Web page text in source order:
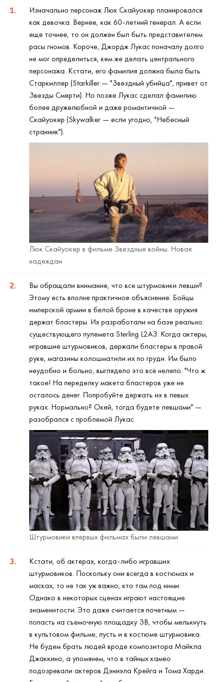
Изначально персонаж Люк Скайуокер планировался
как девочка. Вернее, как 60-летний генерал. А если
еще точнее, то он должен был быть представителем
расы гномов. Короче, Джордж Лукас поначалу долго
не мог определиться, кем же делать центрального
персонажа. Кстати, его фамилия должна была быть
Старкиллер (Starkiller — "Звездный убийца", привет от
Звезды Смерти). Но позже Лукас сделал фамилию
более дружелюбной и даже романтичной —
Скайуокер (Skywalker — если угодно, "Небесный
странник").
Люк Скайуокер в фильме Звездные войны. Новая
надеждаи
Вы обращали внимание, что все штурмовики левши?
Этому есть вполне практичное объяснение. Бойцы
имперской армии в белой броне в качестве оружия
держат бластеры. Их разработали на базе реально
существующего пулемета Sterling L2A3. Когда актеры,
игравшие штурмовиков, держали бластеры в правой
руке, магазины колошматили их по груди. Им было
неудобно и больно, выглядело это всё нелепо. "Что ж
такое! На переделку макета бластеров уже не
осталось денег. Попробуйте держать их в левых
руках. Нормально? Окей, тогда будете левшами" —
разобрался с проблемой Лукас.
Штурмовики впервых фильмах были левшами
Кстати, об актерах, когда-либо игравших
штурмовиков. Поскольку они всегда в костюмах и
масках, то не так уж важно, кто там под ними.
Однако в некоторых сценах играют настоящие
знаменитости. Это даже считается почетным —
попасть на съемочную площадку ЗВ, чтобы мелькнуть
в культовом фильме, пусть и в костюме штурмовика.
Не будем брать людей вроде композитора Майкла
Джаккино, а упомянем, что в тайных камео
подозревали актеров Дэниэла Крейга и Тома Харди.